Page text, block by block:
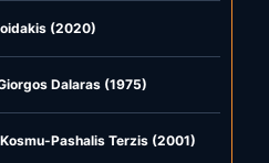
(2020)
Dalaras (1975)
Pashalis Terzis (2001)